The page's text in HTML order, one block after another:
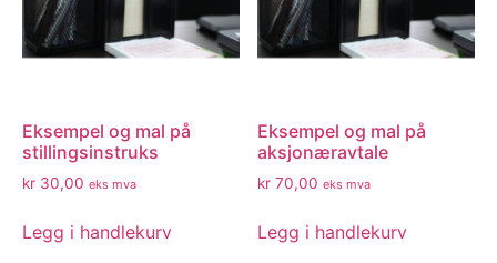
Eksempel og mal på
stillingsinstruks
kr 30,00 eks mva
Legg i handlekurv
Eksempel og mal på
aksjonæravtale
kr 70,00 eks mva
Legg i handlekurv